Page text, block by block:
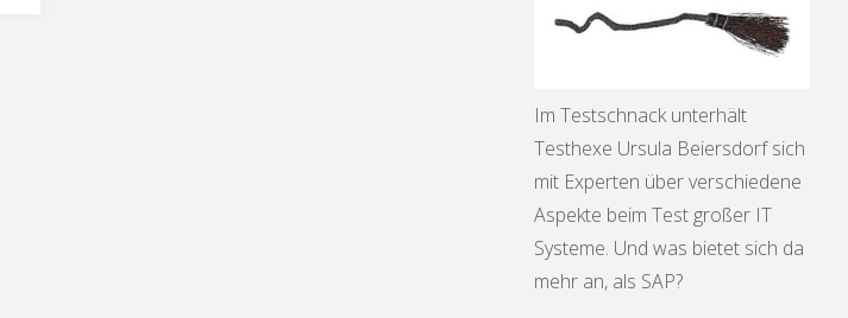
Im Testschnack unterhält
Testhexe Ursula Beiersdorf sich
mit Experten über verschiedene
Aspekte beim Test großer IT
Systeme. Und was bietet sich da
mehr an, als SAP?